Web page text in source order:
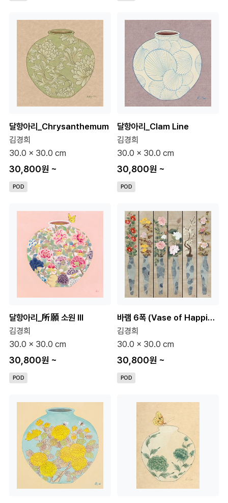
달항아리_Chrysanthemum
김경희
30.0 x 30.0 cm
30,800원 ~
POD
달항아리_Clam Line
김경희
30.0 x 30.0 cm
30,800원 ~
POD
달항아리_所願 소원 III
김경희
30.0 x 30.0 cm
30,800원 ~
POD
바램 6폭 (Vase of Happiness)
김경희
30.0 x 30.0 cm
30,800원 ~
POD